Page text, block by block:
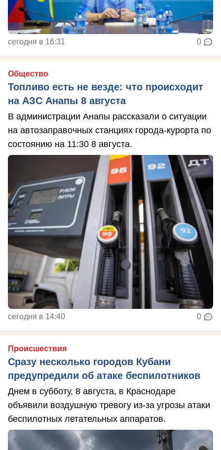
сегодня в 16:31 0
Общество
Топливо есть не везде: что происходит
на АЗС Анапы 8 августа
В администрации Анапы рассказали о ситуации
на автозаправочных станциях города-курорта по
состоянию на 11:30 8 августа.
сегодня в 14:40 0
Происшествия
Сразу несколько городов Кубани
предупредили об атаке беспилотников
Днем в субботу, 8 августа, в Краснодаре
объявили воздушную тревогу из-за угрозы атаки
беспилотных летательных аппаратов.